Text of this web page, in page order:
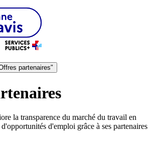
partenaires"
la transparence du marché du travail en
d'emploi grâce à ses partenaires